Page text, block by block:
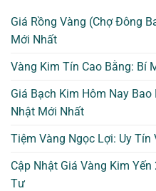
Giá Rồng Vàng (Chợ Đông
Mới Nhất
Vàng Kim Tín Cao Bằng: Bí
Giá Bạch Kim Hôm Nay
Nhật Mới Nhất
Tiệm Vàng Ngọc Lợi: Uy
Cập Nhật Giá Vàng Kim
Tư